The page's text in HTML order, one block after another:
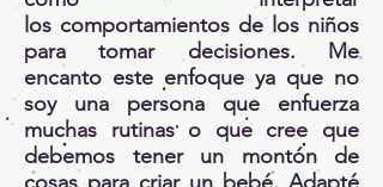
los comportamientos de los niños
para tomar decisiones. Me
encanto este enfoque ya que no
soy una persona que enfuerza
muchas rutinas o que cree que
debemos tener un montón de